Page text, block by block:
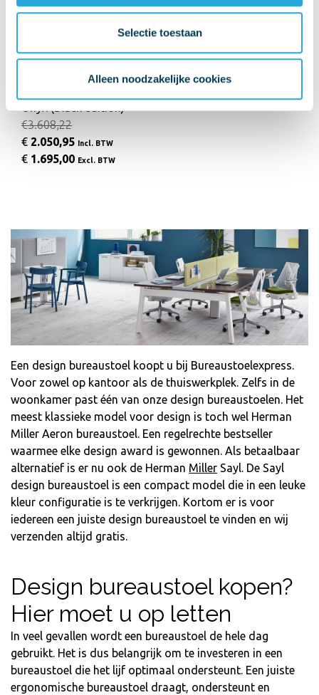
Selectie toestaan
Alleen noodzakelijke cookies
Onyx (Black edition)
€3.608,22
€ 2.050,95 Incl. BTW
€ 1.695,00 Excl. BTW
Een design bureaustoel koopt u bij Bureaustoelexpress.
Voor zowel op kantoor als de thuiswerkplek. Zelfs in de
woonkamer past één van onze design bureaustoelen. Het
meest klassieke model voor design is toch wel Herman
Miller Aeron bureaustoel. Een regelrechte bestseller
waarmee elke design award is gewonnen. Als betaalbaar
alternatief is er nu ook de Herman Miller Sayl. De Sayl
design bureaustoel is een compact model die in een leuke
kleur configuratie is te verkrijgen. Kortom er is voor
iedereen een juiste design bureaustoel te vinden en wij
verzenden altijd gratis.
Design bureaustoel kopen?
Hier moet u op letten
In veel gevallen wordt een bureaustoel de hele dag
gebruikt. Het is dus belangrijk om te investeren in een
bureaustoel die het lijf optimaal ondersteunt. Een juiste
ergonomische bureaustoel draagt, ondersteunt en